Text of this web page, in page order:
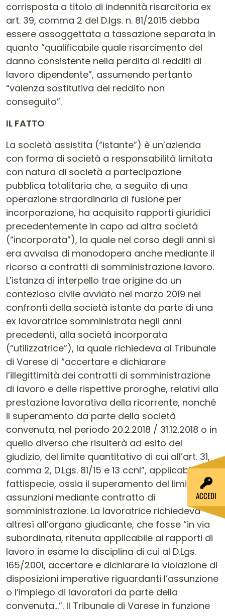
corrisposta a titolo di indennità risarcitoria ex
art. 39, comma 2 del D.lgs. n. 81/2015 debba
essere assoggettata a tassazione separata in
quanto “qualificabile quale risarcimento del
danno consistente nella perdita di redditi di
lavoro dipendente”, assumendo pertanto
“valenza sostitutiva del reddito non
conseguito”.
IL FATTO
La società assistita (“istante”) è un’azienda
con forma di società a responsabilità limitata
con natura di società a partecipazione
pubblica totalitaria che, a seguito di una
operazione straordinaria di fusione per
incorporazione, ha acquisito rapporti giuridici
precedentemente in capo ad altra società
(“incorporata”), la quale nel corso degli anni si
era avvalsa di manodopera anche mediante il
ricorso a contratti di somministrazione lavoro.
L’istanza di interpello trae origine da un
contezioso civile avviato nel marzo 2019 nei
confronti della società istante da parte di una
ex lavoratrice somministrata negli anni
precedenti, alla società incorporata
(“utilizzatrice”), la quale richiedeva al Tribunale
di Varese di “accertare e dichiarare
l’illegittimità dei contratti di somministrazione
di lavoro e delle rispettive proroghe, relativi alla
prestazione lavorativa della ricorrente, nonché
il superamento da parte della società
convenuta, nel periodo 20.2.2018 / 31.12.2018 o in
quello diverso che risulterà ad esito del
giudizio, del limite quantitativo di cui all’art. 31,
comma 2, D.Lgs. 81/15 e 13 ccnl”, applicabile alla
fattispecie, ossia il superamento del limite di
assunzioni mediante contratto di
somministrazione. La lavoratrice richiedeva
altresì all’organo giudicante, che fosse “in via
subordinata, ritenuta applicabile ai rapporti di
lavoro in esame la disciplina di cui al D.Lgs.
165/2001, accertare e dichiarare la violazione di
disposizioni imperative riguardanti l’assunzione
o l’impiego di lavoratori da parte della
convenuta…”. Il Tribunale di Varese in funzione
ACCEDI